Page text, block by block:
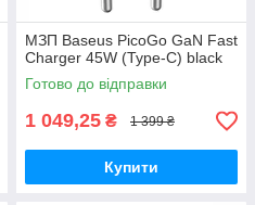
МЗП Baseus PicoGo GaN Fast
Charger 45W (Type-C) black
Готово до відправки
1 049,25 ₴ 1 399 ₴
Купити